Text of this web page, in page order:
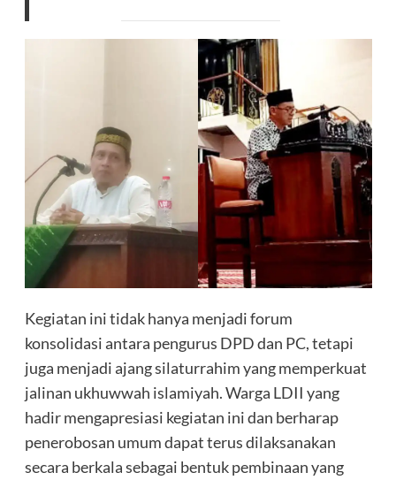
Kegiatan ini tidak hanya menjadi forum
konsolidasi antara pengurus DPD dan PC, tetapi
juga menjadi ajang silaturrahim yang memperkuat
jalinan ukhuwwah islamiyah. Warga LDII yang
hadir mengapresiasi kegiatan ini dan berharap
penerobosan umum dapat terus dilaksanakan
secara berkala sebagai bentuk pembinaan yang